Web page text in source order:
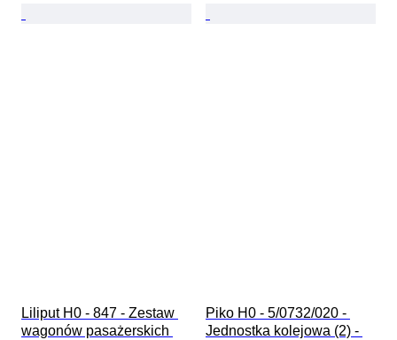
Liliput H0 - 847 - Zestaw
wagonów pasażerskich
Piko H0 - 5/0732/020 -
Jednostka kolejowa (2) -